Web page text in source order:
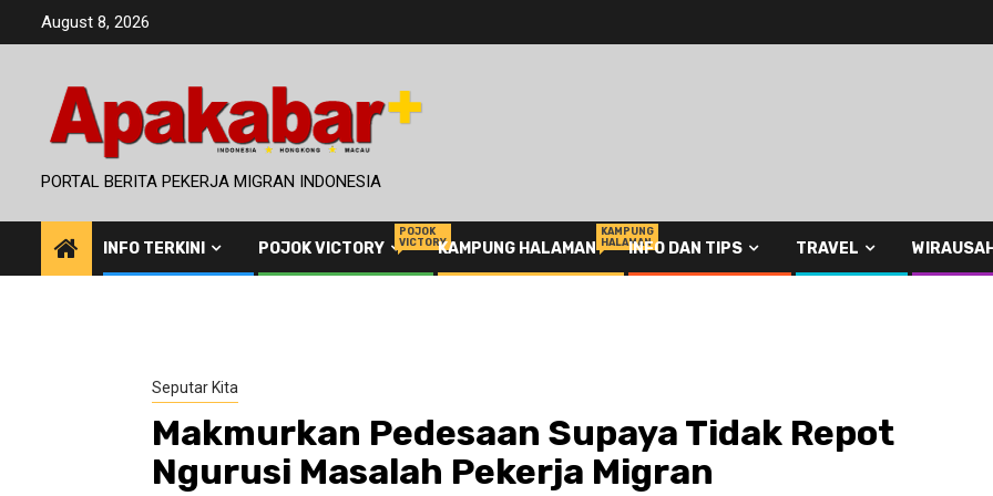
August 8, 2026
PORTAL BERITA PEKERJA MIGRAN INDONESIA
INFO TERKINI POJOK VICTORY
POJOK
VICTORYKAMPUNG HALAMAN
KAMPUNG
HALAMANINFO DAN TIPS TRAVEL
Seputar Kita
Makmurkan Pedesaan Supaya Tidak Repot
Ngurusi Masalah Pekerja Migran